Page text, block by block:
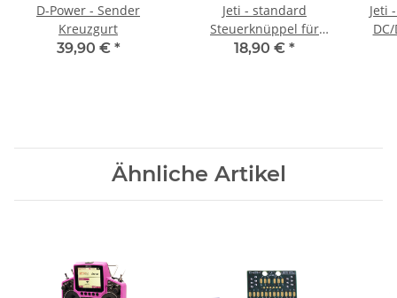
D-Power - Sender
Kreuzgurt
39,90 € *
Jeti - standard
Steuerknüppel für
DS/DC Sender (2 Stück)
18,90 € *
Jeti
Ähnliche Artikel